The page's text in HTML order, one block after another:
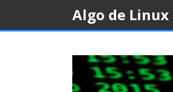
content
Algo de Linux